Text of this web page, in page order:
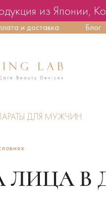
из Японии,
и доставка Блог
ДЛЯ МУЖЧИН
ЛИЦА